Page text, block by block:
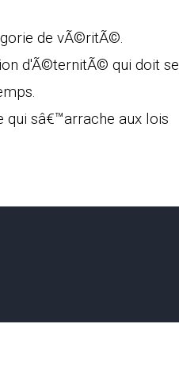
de vÃ©ritÃ©.
d'Ã©ternitÃ© qui doit se
qui sâ€™arrache aux lois